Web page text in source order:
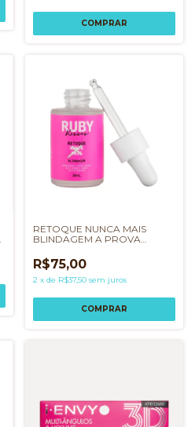
RETOQUE NUNCA MAIS
BLINDAGEM A PROVA
R$75,00
2 x de R$37,50 sem juros